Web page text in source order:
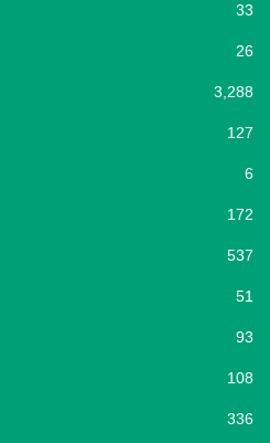
33
26
3,288
127
6
172
537
51
93
108
336